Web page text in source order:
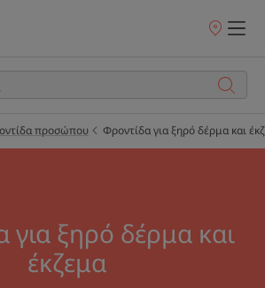
Σημεία
προσώπου Φροντίδα για ξηρό δέρμα και
για ξηρό δέρμα και
έκζεμα